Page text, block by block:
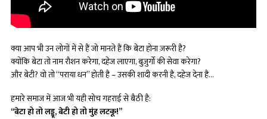
क्या आप भी उन लोगों में से हैं जो मानते हैं कि बेटा होना ज़रूरी है?
क्योंकि बेटा तो नाम रौशन करेगा, दहेज लाएगा, बुज़ुर्गों की सेवा करेगा?
और बेटी? वो तो “पराया धन” होती है – उसकी शादी करनी है, दहेज देना है…
हमारे समाज में आज भी यही सोच गहराई से बैठी है:
“बेटा हो तो लड्डू, बेटी हो तो मुंह लटकू!”